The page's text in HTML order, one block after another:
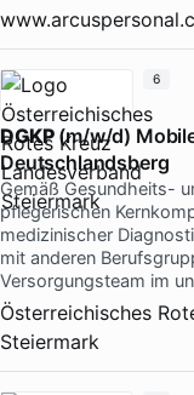
DGKP(m/w/d)
Deutschlandsberg
Gemäß Gesundheits-
pflegerischen
medizinischer
mit anderen
Versorgungsteam im
Österreichisches
Steiermark
6